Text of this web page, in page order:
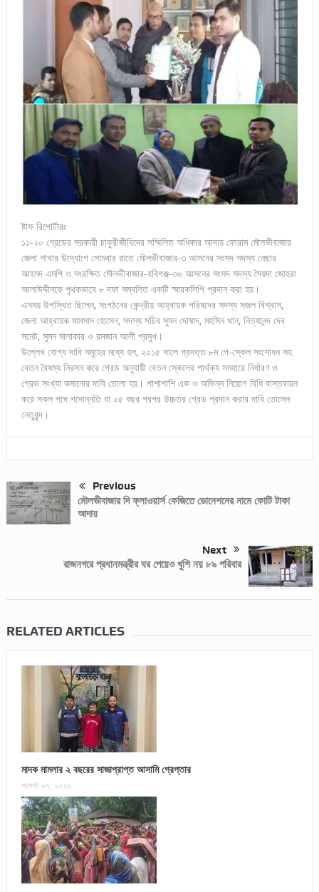
ষ্টাফ রিপোর্টারঃ
১১-২০ গ্রেডের সরকারী চাকুরীজীবিদের সম্মিলিত অধিকার আদায় ফোরাম মৌলভীবাজার
জেলা শাখার উদ্যোগে সোমবার রাতে মৌলভীবাজার-৩ আসনের সংসদ সদস্য নেছার
আহমদ এমপি ও সংরক্ষিত মৌলভীবাজার-হবিগঞ্জ-৩৬ আসনের সংসদ সদস্য সৈয়দা জোহরা
আলাউদ্দীনকে পৃথকভাবে ৮ দফা সম্বলিত একটি স্মারকলিপি প্রদান করা হয়।
এসময় উপস্থিত ছিলেন, সংগঠনের কেন্দ্রীয় আহ্বায়ক পরিষদের সদস্য সজল বিশ্বাস,
জেলা আহ্বায়ক মামসাদ হোসেন, সদস্য সচিব সুমন দোষাদ, মহসিন খান, নিত্যানন্দ দেব
সনেট, সুমন মালাকার ও রমজান আলী প্রমুখ।
উল্লেখ যোগ্য দাবি সমূহের মধ্যে হল, ২০১৫ সালে প্রদত্ত ৮ম পে-স্কেল সংশোধন সহ
বেতন বৈষম্য নিরসন করে গ্রেড অনুযায়ী বেতন স্কেলের পার্থক্য সমহারে নির্ধারণ ও
গ্রেড সংখ্যা কমানোর দাবি তোলা হয়। পাশাপাশি এক ও অভিন্ন নিয়োগ বিধি বাস্তবায়ন
করে সকল পদে পদোন্নতি বা ০৫ বছর পরপর উচ্চতর গ্রেড প্রদান করার দাবি তোলেন
নেতৃবৃন্দ।
Previous
মৌলভীবাজার দি ফ্লাওয়ার্স কেজিতে ডোনেশনের নামে কোটি টাকা
আদায়
Next
রাজনগরে প্রধানমন্ত্রীর ঘর পেয়েও খুশি নয় ৮৯ পরিবার
RELATED ARTICLES
মাদক মামলার ২ বছরের সাজাপ্রাপ্ত আসামি গ্রেপ্তার
আগস্ট ০৭, ২০২৬